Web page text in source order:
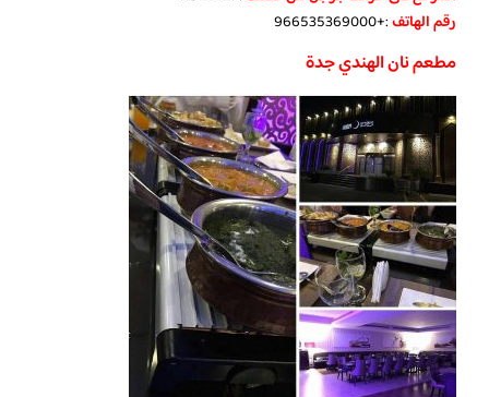
رقم الهاتف:+966535369000
مطعم نان الهندي جدة